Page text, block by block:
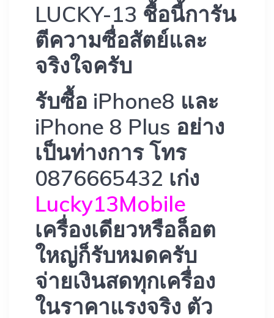
LUCKY-13 ชื้อนี้การัน
ตีความซื่อสัตย์และ
จริงใจครับ
รับซื้อ iPhone8 และ
iPhone 8 Plus อย่าง
เป็นท่างการ โทร
0876665432 เก่ง
Lucky13Mobile
เครื่องเดียวหรือล็อต
ใหญ่ก็รับหมดครับ
จ่ายเงินสดทุกเครื่อง
ในราคาแรงจริง ตัว